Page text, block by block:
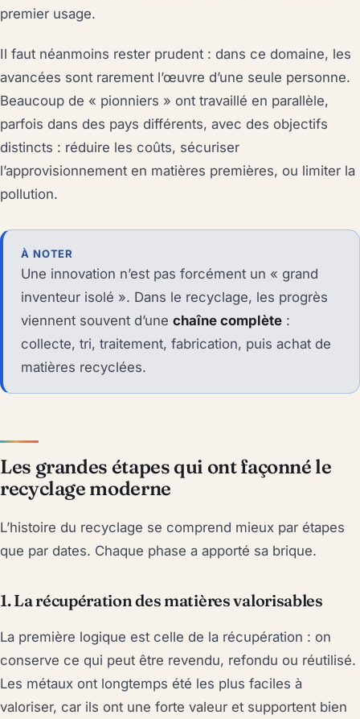
premier usage.
Il faut néanmoins rester prudent : dans ce domaine, les
avancées sont rarement l’œuvre d’une seule personne.
Beaucoup de « pionniers » ont travaillé en parallèle,
parfois dans des pays différents, avec des objectifs
distincts : réduire les coûts, sécuriser
l’approvisionnement en matières premières, ou limiter la
pollution.
À NOTER
Une innovation n’est pas forcément un « grand
inventeur isolé ». Dans le recyclage, les progrès
viennent souvent d’unechaîne complète :
collecte, tri, traitement, fabrication, puis achat de
matières recyclées.
Les grandes étapes qui ont façonné le
recyclage moderne
L’histoire du recyclage se comprend mieux par étapes
que par dates. Chaque phase a apporté sa brique.
1. La récupération des matières valorisables
La première logique est celle de la récupération : on
conserve ce qui peut être revendu, refondu ou réutilisé.
Les métaux ont longtemps été les plus faciles à
valoriser, car ils ont une forte valeur et supportent bien